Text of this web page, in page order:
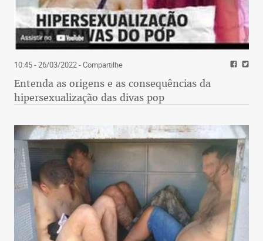
10:45 - 26/03/2022- Compartilhe
Entenda as origens e as consequências da
hipersexualização das divas pop